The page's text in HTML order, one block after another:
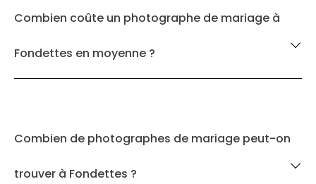
Combien coûte un photographe de mariage à
Fondettes en moyenne ?
Combien de photographes de mariage peut-on
trouver à Fondettes ?